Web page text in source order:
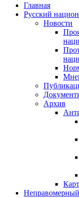
Главная
Русский
Новости
Архив